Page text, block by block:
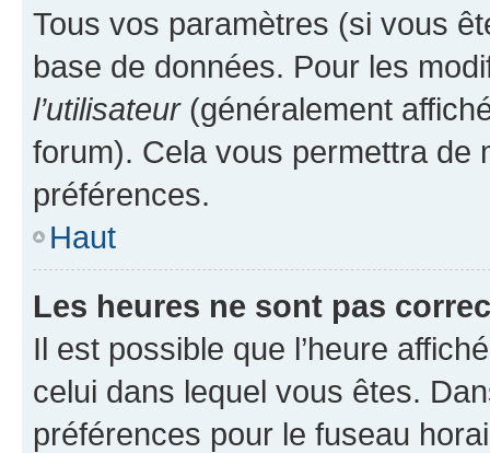
Tous vos paramètres (si vous
base de données. Pour les
l’utilisateur(généralement
forum). Cela vous permettra de
préférences.
Haut
Les heures ne sont pas
Il est possible que l’heure
celui dans lequel vous êtes.
préférences pour le fuseau